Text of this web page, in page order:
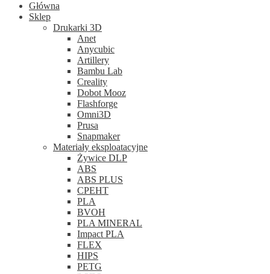
Główna
Sklep
Drukarki 3D
Anet
Anycubic
Artillery
Bambu Lab
Creality
Dobot Mooz
Flashforge
Omni3D
Prusa
Snapmaker
Materiały eksploatacyjne
Żywice DLP
ABS
ABS PLUS
CPEHT
PLA
BVOH
PLA MINERAL
Impact PLA
FLEX
HIPS
PETG